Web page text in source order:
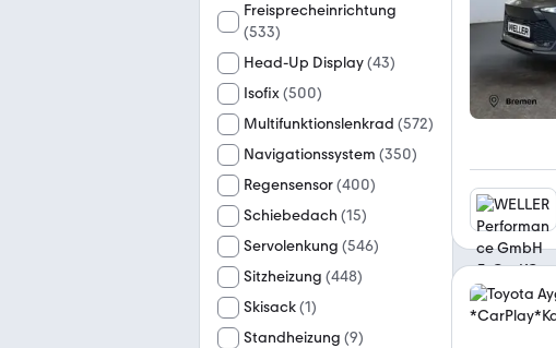
Freisprecheinrichtung
(533)
Head-Up Display(43)
Isofix(500)
Multifunktionslenkrad (572)
Navigationssystem (350)
Regensensor(400)
Schiebedach (15)
Servolenkung (546)
Sitzheizung (448)
Skisack(1)
Standheizung (9)